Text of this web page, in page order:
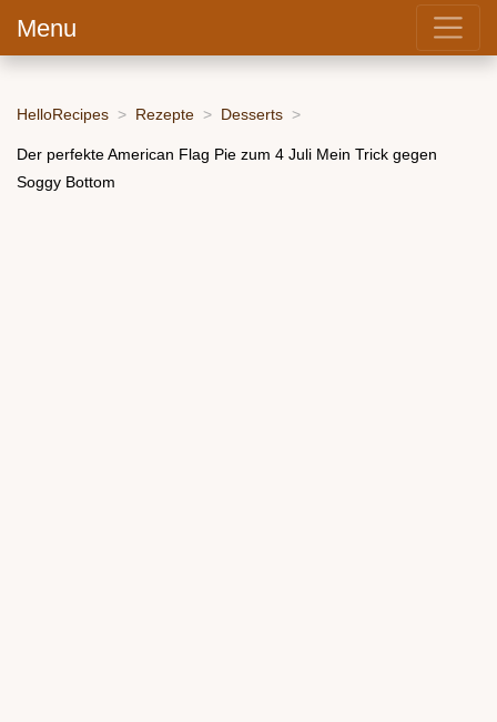
Menu
HelloRecipes Rezepte Desserts
Der perfekte American Flag Pie zum 4 Juli Mein Trick gegen
Soggy Bottom